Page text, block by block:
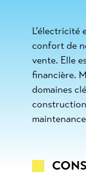
confort de
vente. Elle
financière.
domaines